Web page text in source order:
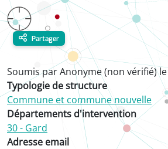
Partager
Soumis parAnonyme (non vérifié)
Typologie de structure
Commune et commune nouvelle
Départements d'intervention
30 - Gard
Adresse email